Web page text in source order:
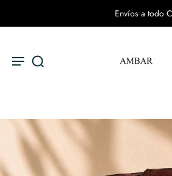
Envíos a todo Chile